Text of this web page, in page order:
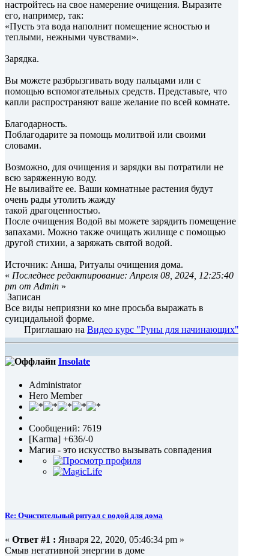
настройтесь на свое намерение очищения. Выразите
его, например, так:
«Пусть эта вода наполнит помещение ясностью и
теплыми, нежными чувствами».
Зарядка.
Вы можете разбрызгивать воду пальцами или с
помощью вспомогательных средств. Представьте, что
капли распространяют ваше желание по всей комнате.
Благодарность.
Поблагодарите за помощь молитвой или своими
словами.
Возможно, для очищения и зарядки вы потратили не
всю заряженную воду.
Не выливайте ее. Ваши комнатные растения будут
очень рады утолить жажду
такой драгоценностью.
После очищения Водой вы можете зарядить помещение
запахами. Можно также очищать жилище с помощью
другой стихии, а заряжать святой водой.
Источник: Анша, Ритуалы очищения дома.
« Последнее редактирование: Апреля 08, 2024, 12:25:40
pm от Admin »
Записан
Все виды неприязни ко мне просьба выражать в
суицидальной форме.
Приглашаю наВидео курс "Руны для начинающих"
Insolate
Administrator
Hero Member
Сообщений: 7619
[Karma] +636/-0
Магия - это искусство вызывать совпадения
Re: Очистительный ритуал с водой для дома
« Ответ #1 : Января 22, 2020, 05:46:34 pm »
Смыв негативной энергии в доме